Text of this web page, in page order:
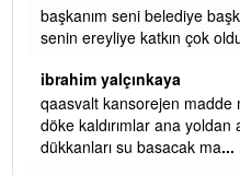
başkanım seni belediye
senin ereyliye katkın çok
ibrahim yalçınkaya
qaasvalt kansorejen madde
döke kaldırımlar ana yoldan
dükkanları su basacak ma...